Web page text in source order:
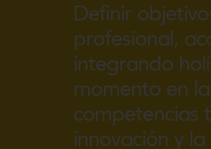
Definir
profesional,
integrando
momento en
competencias
innovación y